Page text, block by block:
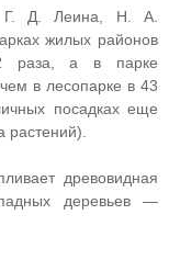
Г. Д. Леина, Н. А.
жилых районов
раза, а в парке
в лесопарке в 43
посадках еще
древовидная
деревьев —